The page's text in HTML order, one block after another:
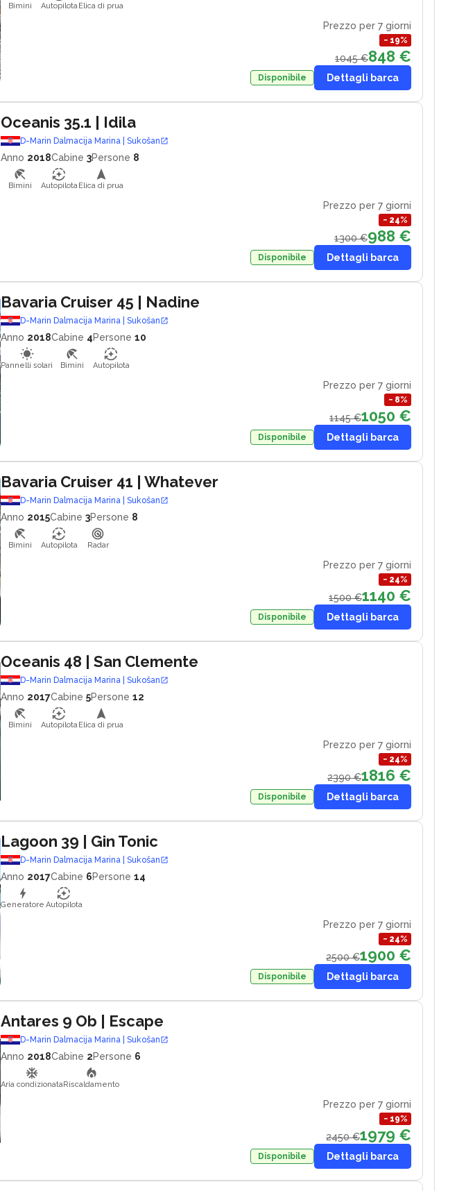
Bimini AutopilotaElica di prua
Prezzo per 7 giorni
− 19%
1045 €848 €
Disponibile Dettagli barca
Oceanis 35.1 | Idila
D-Marin Dalmacija Marina | Sukošan
Anno 2018Cabine 3Persone 8
Bimini AutopilotaElica di prua
Prezzo per 7 giorni
− 24%
1300 €988 €
Disponibile Dettagli barca
Bavaria Cruiser 45 | Nadine
D-Marin Dalmacija Marina | Sukošan
Anno 2018Cabine 4Persone 10
Pannelli solari Bimini Autopilota
Prezzo per 7 giorni
− 8%
1145 €1050 €
Disponibile Dettagli barca
Bavaria Cruiser 41 | Whatever
D-Marin Dalmacija Marina | Sukošan
Anno 2015Cabine 3Persone 8
Bimini Autopilota Radar
Prezzo per 7 giorni
− 24%
1500 €1140 €
Disponibile Dettagli barca
Oceanis 48 | San Clemente
D-Marin Dalmacija Marina | Sukošan
Anno 2017Cabine 5Persone 12
Bimini AutopilotaElica di prua
Prezzo per 7 giorni
− 24%
2390 €1816 €
Disponibile Dettagli barca
Lagoon 39 | Gin Tonic
D-Marin Dalmacija Marina | Sukošan
Anno 2017Cabine 6Persone 14
Generatore Autopilota
Prezzo per 7 giorni
− 24%
2500 €1900 €
Disponibile Dettagli barca
Antares 9 Ob | Escape
D-Marin Dalmacija Marina | Sukošan
Anno 2018Cabine 2Persone 6
Aria condizionataRiscaldamento
Prezzo per 7 giorni
− 19%
2450 €1979 €
Disponibile Dettagli barca